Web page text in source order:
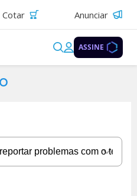
Cotar Anunciar
ASSINE